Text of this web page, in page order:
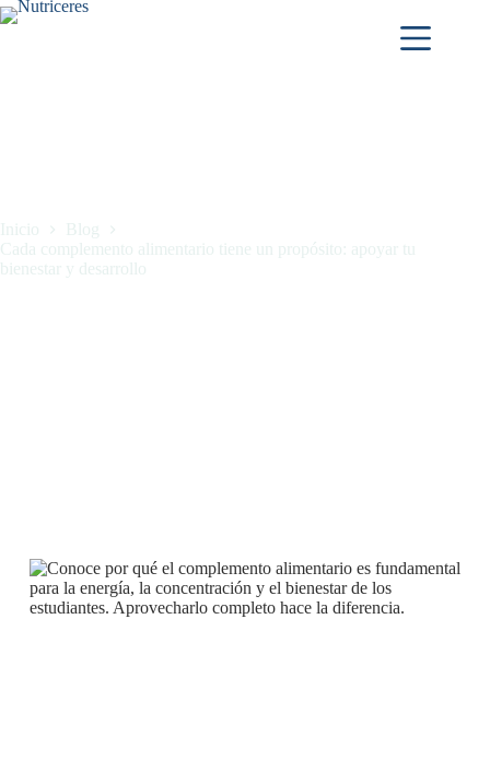
Inicio
Blog
Cada complemento alimentario tiene un propósito: apoyar tu
bienestar y desarrollo